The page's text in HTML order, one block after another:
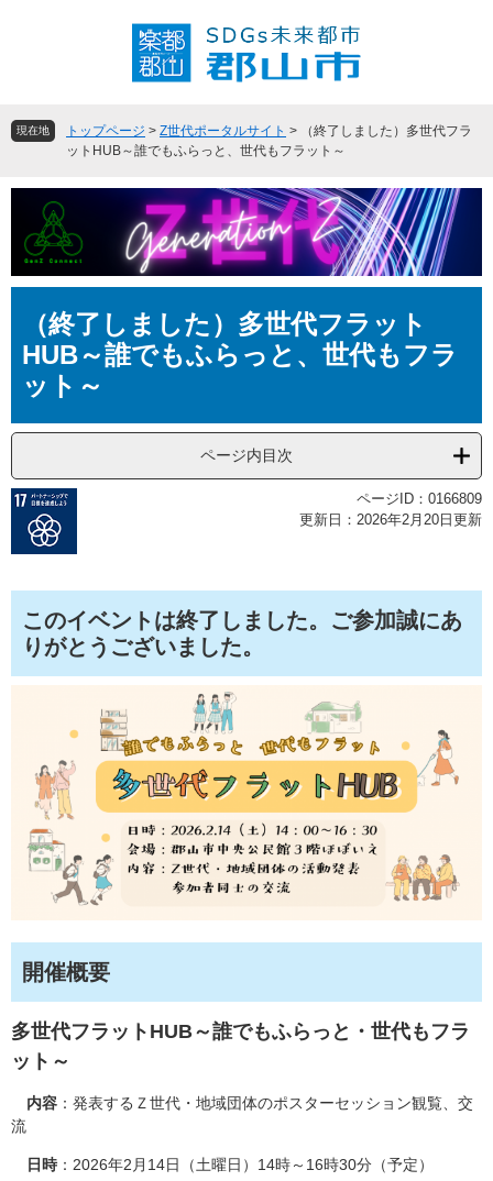
頭
飛現在地 トップページ > Z世代ポータルサイト >
（終了しました）多世代フラ
ットHUB～誰でもふらっと、世代もフラット～
（終了しました）多世代フラット
HUB～誰でもふらっと、世代もフラ
ット～
ページ内目次
ページID：0166809
更新日：2026年2月20日更新
このイベントは終了しました。ご参加誠にあ
りがとうございました。
開催概要
多世代フラットHUB～誰でもふらっと・世代もフラ
ット～
内容 ：発表するＺ世代・地域団体のポスターセッション観覧、交
流
日時 ：2026年2月14日（土曜日）14時～16時30分（予定）